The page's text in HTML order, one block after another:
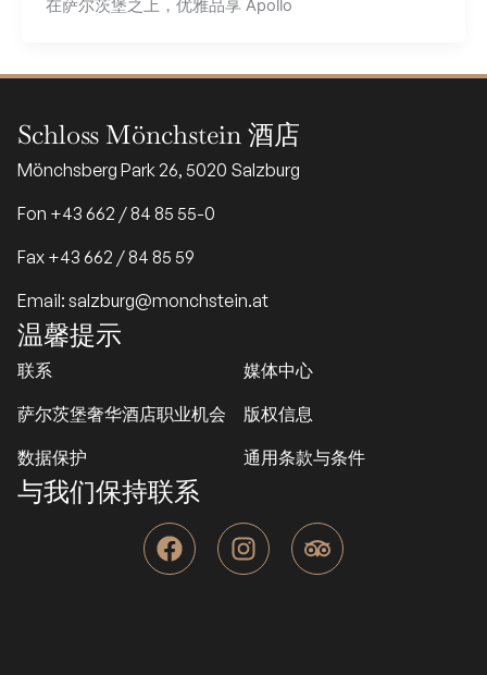
在萨尔茨堡之上，优雅品享 Apollo
Schloss Mönchstein 酒店
Mönchsberg Park 26, 5020 Salzburg
Fon +43 662 / 84 85 55-0
Fax +43 662 / 84 85 59
Email: salzburg@monchstein.at
温馨提示
联系
媒体中心
萨尔茨堡奢华酒店职业机会
版权信息
数据保护
通用条款与条件
与我们保持联系
F
a
c
I
n
s
T
r
i